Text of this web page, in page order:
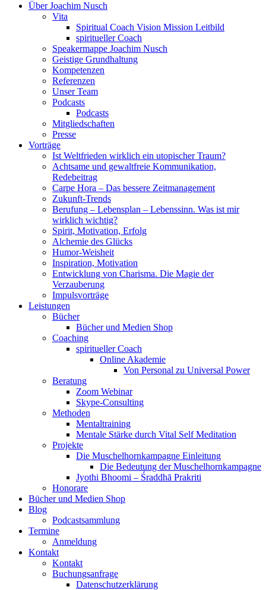
Über Joachim Nusch
Vita
Spiritual Coach Vision Mission Leitbild
spiritueller Coach
Speakermappe Joachim Nusch
Geistige Grundhaltung
Kompetenzen
Referenzen
Unser Team
Podcasts
Podcasts
Mitgliedschaften
Presse
Vorträge
Ist Weltfrieden wirklich ein utopischer Traum?
Achtsame und gewaltfreie Kommunikation,
Redebeitrag
Carpe Hora – Das bessere Zeitmanagement
Zukunft-Trends
Berufung – Lebensplan – Lebenssinn. Was ist mir
wirklich wichtig?
Spirit, Motivation, Erfolg
Alchemie des Glücks
Humor-Weisheit
Inspiration, Motivation
Entwicklung von Charisma. Die Magie der
Verzauberung
Impulsvorträge
Leistungen
Bücher
Bücher und Medien Shop
Coaching
spiritueller Coach
Online Akademie
Von Personal zu Universal Power
Beratung
Zoom Webinar
Skype-Consulting
Methoden
Mentaltraining
Mentale Stärke durch Vital Self Meditation
Projekte
Die Muschelhornkampagne Einleitung
Die Bedeutung der Muschelhornkampagne
Jyothi Bhoomi – Śraddhā Prakriti
Honorare
Bücher und Medien Shop
Blog
Podcastsammlung
Termine
Anmeldung
Kontakt
Kontakt
Buchungsanfrage
Datenschutzerklärung